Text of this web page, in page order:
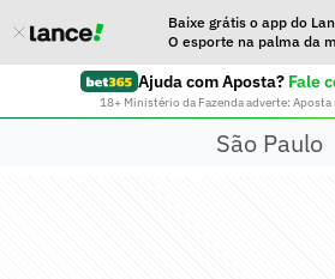
Baixe grátis o app do
O esporte na palma da
Ajuda com Aposta? Fale
18+ Ministério da Fazenda adverte:
São Paulo